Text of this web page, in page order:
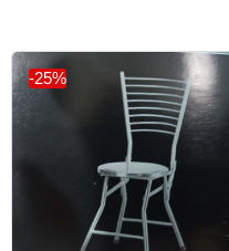
-25%